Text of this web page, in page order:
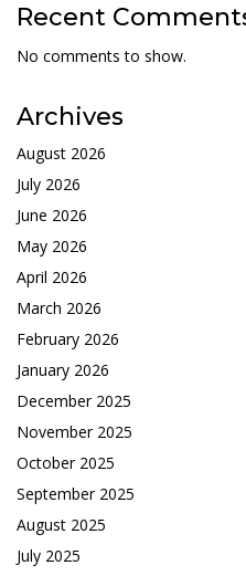
Recent
No comments to show.
Archives
August 2026
July 2026
June 2026
May 2026
April 2026
March 2026
February 2026
January 2026
December 2025
November 2025
October 2025
September 2025
August 2025
July 2025